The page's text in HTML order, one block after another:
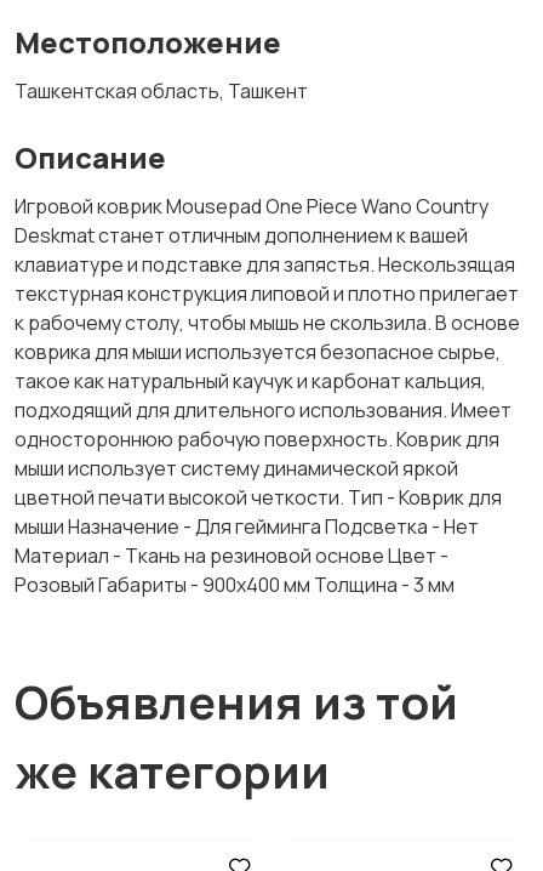
Местоположение
Ташкентская область, Ташкент
Описание
Игровой коврик Mousepad One Piece Wano Country
Deskmat станет отличным дополнением к вашей
клавиатуре и подставке для запястья. Нескользящая
текстурная конструкция липовой и плотно прилегает
к рабочему столу, чтобы мышь не скользила. В основе
коврика для мыши используется безопасное сырье,
такое как натуральный каучук и карбонат кальция,
подходящий для длительного использования. Имеет
одностороннюю рабочую поверхность. Коврик для
мыши использует систему динамической яркой
цветной печати высокой четкости. Тип - Коврик для
мыши Назначение - Для гейминга Подсветка - Нет
Материал - Ткань на резиновой основе Цвет -
Розовый Габариты - 900х400 мм Толщина - 3 мм
Объявления из той
же категории